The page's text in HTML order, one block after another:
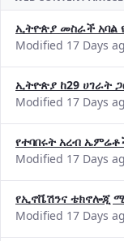
ኢትዮጵያ መስራች አባል
Modified 17 Days
ኢትዮጵያ ከ29 ሀገራት
Modified 17 Days
የተባበሩት አረብ
Modified 17 Days
የኢኖቬሽንና ቴክኖሎጂ
Modified 17 Days
ኢትዮጵያና አልጄሪያ